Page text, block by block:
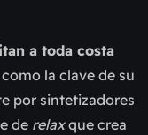
a toda costa
la clave de su
por sintetizadores
de relaxque crea